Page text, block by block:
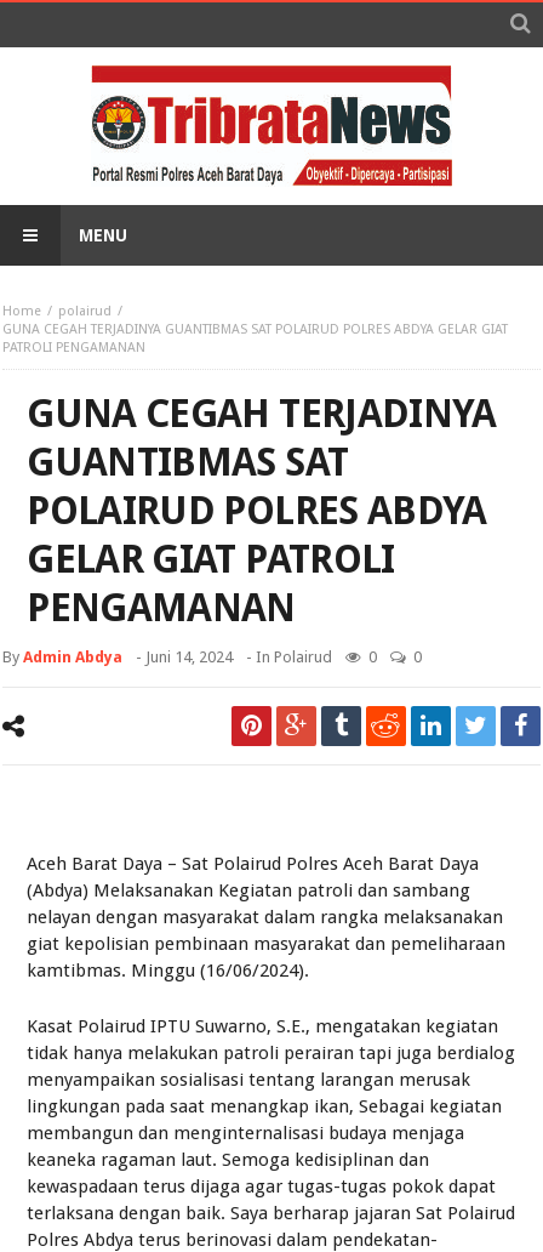
MENU
Home
polairud
GUNA CEGAH TERJADINYA GUANTIBMAS SAT POLAIRUD POLRES ABDYA GELAR GIAT
PATROLI PENGAMANAN
GUNA CEGAH TERJADINYA
GUANTIBMAS SAT
POLAIRUD POLRES ABDYA
GELAR GIAT PATROLI
PENGAMANAN
ByAdmin Abdya - Juni 14, 2024 - InPolairud 0 0
Aceh Barat Daya – Sat Polairud Polres Aceh Barat Daya
(Abdya) Melaksanakan Kegiatan patroli dan sambang
nelayan dengan masyarakat dalam rangka melaksanakan
giat kepolisian pembinaan masyarakat dan pemeliharaan
kamtibmas. Minggu (16/06/2024).
Kasat Polairud IPTU Suwarno, S.E., mengatakan kegiatan
tidak hanya melakukan patroli perairan tapi juga berdialog
menyampaikan sosialisasi tentang larangan merusak
lingkungan pada saat menangkap ikan, Sebagai kegiatan
membangun dan menginternalisasi budaya menjaga
keaneka ragaman laut. Semoga kedisiplinan dan
kewaspadaan terus dijaga agar tugas-tugas pokok dapat
terlaksana dengan baik. Saya berharap jajaran Sat Polairud
Polres Abdya terus berinovasi dalam pendekatan-